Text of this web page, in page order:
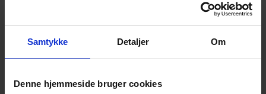
Samtykke Detaljer Om
Denne hjemmeside bruger cookies
Send en forespørgsel og bliv kontaktet